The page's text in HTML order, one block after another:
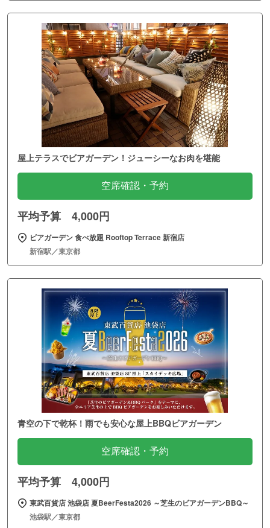
屋上テラスでビアガーデン！ジューシーなお肉を堪能
空席確認・予約
平均予算 4,000円
ビアガーデン 食べ放題 Rooftop Terrace 新宿店
新宿駅／東京都
青空の下で乾杯！雨でも安心な屋上BBQビアガーデン
空席確認・予約
平均予算 4,000円
東武百貨店 池袋店 夏BeerFesta2026 ～芝生のビアガーデンBBQ～
池袋駅／東京都